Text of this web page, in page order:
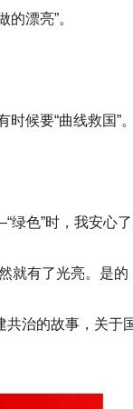
漂亮”。
候要“曲线救国”。
色”时，我安心了
有了光亮。是的
治的故事，关于